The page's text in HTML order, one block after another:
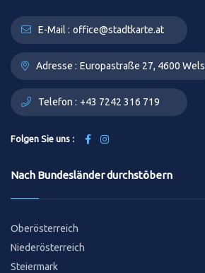
E-Mail : office@stadtkarte.at
Adresse : Europastraße 27, 4600 Wels
Telefon : +43 7242 316 719
Folgen Sie uns :
Nach Bundesländer durchstöbern
Oberösterreich
Niederösterreich
Steiermark